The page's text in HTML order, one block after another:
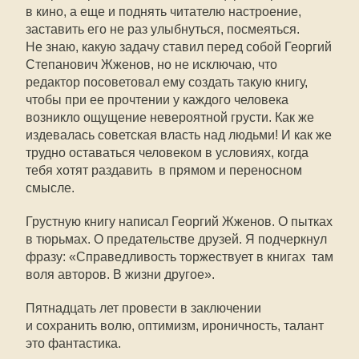
в кино, а еще и поднять читателю настроение,
заставить его не раз улыбнуться, посмеяться.
Не знаю, какую задачу ставил перед собой Георгий
Степанович Жженов, но не исключаю, что
редактор посоветовал ему создать такую книгу,
чтобы при ее прочтении у каждого человека
возникло ощущение невероятной грусти. Как же
издевалась советская власть над людьми! И как же
трудно оставаться человеком в условиях, когда
тебя хотят раздавить  в прямом и переносном
смысле.
Грустную книгу написал Георгий Жженов. О пытках
в тюрьмах. О предательстве друзей. Я подчеркнул
фразу: «Справедливость торжествует в книгах  там
воля авторов. В жизни другое».
Пятнадцать лет провести в заключении 
и сохранить волю, оптимизм, ироничность, талант 
это фантастика.